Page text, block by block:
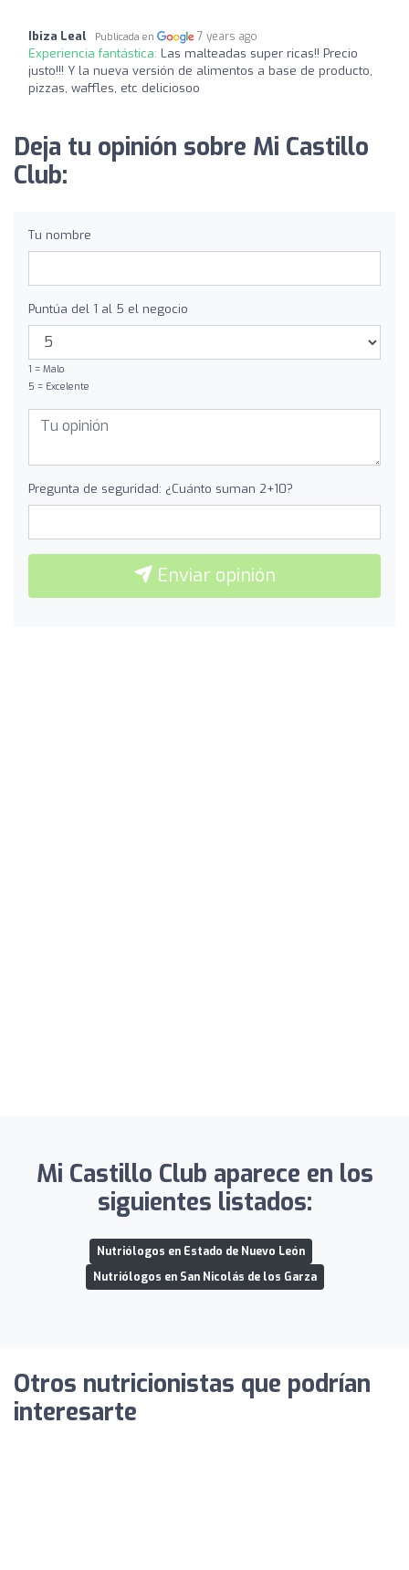
Ibiza Leal Publicada en 7 years ago
Experiencia fantástica: Las malteadas super ricas!! Precio
justo!!! Y la nueva versión de alimentos a base de producto,
pizzas, waffles, etc deliciosoo
Deja tu opinión sobre Mi Castillo
Club:
Tu nombre
Puntúa del 1 al 5 el negocio
1 = Malo
5 = Excelente
Pregunta de seguridad: ¿Cuánto suman 2+10?
Enviar opinión
Mi Castillo Club aparece en los
siguientes listados:
Nutriólogos en Estado de Nuevo León
Nutriólogos en San Nicolás de los Garza
Otros nutricionistas que podrían
interesarte